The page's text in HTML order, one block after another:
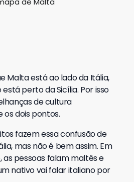
Malta está ao lado da Itália,
perto da Sicília. Por isso
de cultura
dois pontos.
fazem essa confusão de
mas não é bem assim. Em
as pessoas falam maltês e
nativo vai falar italiano por